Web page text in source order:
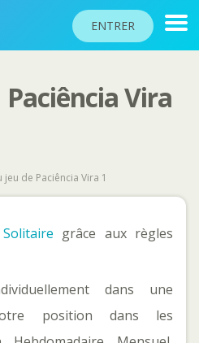
ENTRER
Vira
jeu de Paciência Vira 1
grâce aux règles
dans une
position dans les